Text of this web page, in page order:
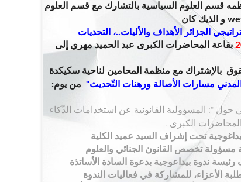
قسم العلوم السياسية بالتشارك مع قسم العلوم
و الذيك كان
الجزائر الأهداف والأليات..، التحديات
بقاعة المحاضرات الكبرى عبد الحميد مهري إلى
بالإشتراك مع منظمة المحامين لناحية سكيكدة
مسارات الأصالة ورهنات التّحديث" من يوم:
حول ": المسؤولية القانونية عن استخدامات الذّكاء
تحت إشراف السيد عميد الكلية
مسؤولة تخصص القانون الجنائي والعلوم
رئيسة ندوة بيداعوجية بدعوة السادة الأساتذة
الأعزاء، للمشاركة في فعاليات الندوة